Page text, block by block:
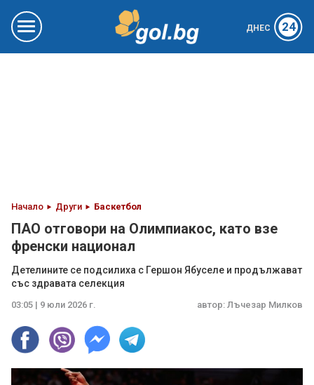
ДНЕС 24
Начало Други Баскетбол
ПАО отговори на Олимпиакос, като взе
френски национал
Детелините се подсилиха с Гершон Ябуселе и продължават
със здравата селекция
03:05 | 9 юли 2026 г. автор: Лъчезар Милков